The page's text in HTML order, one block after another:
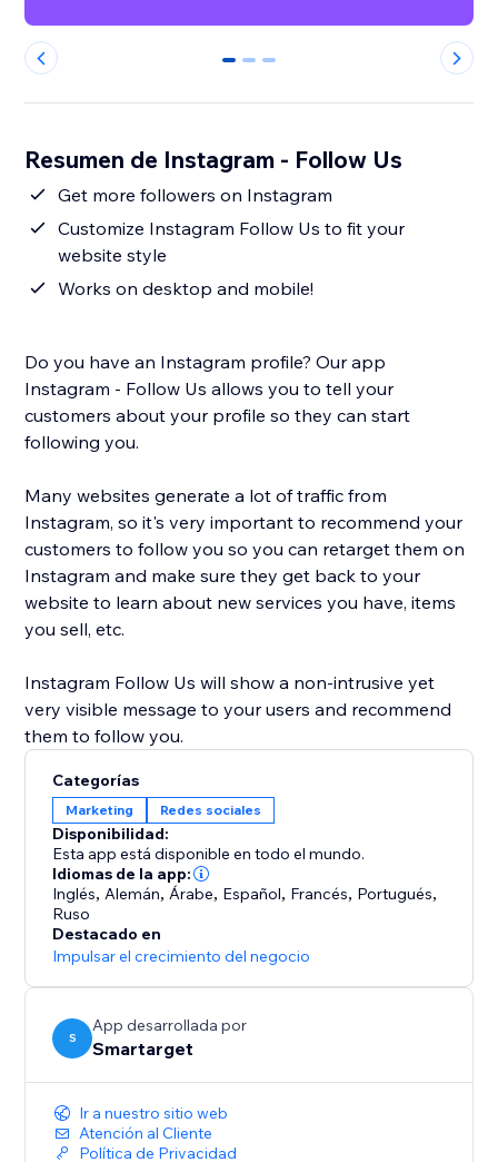
0 1 2
Resumen de Instagram - Follow Us
Get more followers on Instagram
Customize Instagram Follow Us to fit your
website style
Works on desktop and mobile!
Do you have an Instagram profile? Our app
Instagram - Follow Us allows you to tell your
customers about your profile so they can start
following you.
Many websites generate a lot of traffic from
Instagram, so it's very important to recommend your
customers to follow you so you can retarget them on
Instagram and make sure they get back to your
website to learn about new services you have, items
you sell, etc.
Instagram Follow Us will show a non-intrusive yet
very visible message to your users and recommend
them to follow you.
Categorías
Marketing Redes sociales
Disponibilidad:
Esta app está disponible en todo el mundo.
Idiomas de la app:
Inglés, Alemán, Árabe, Español, Francés, Portugués,
Ruso
Destacado en
Impulsar el crecimiento del negocio
S
App desarrollada por
Smartarget
Ir a nuestro sitio web
Atención al Cliente
Política de Privacidad